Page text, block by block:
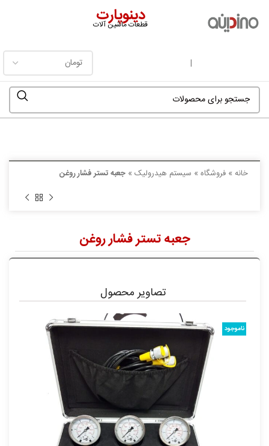
دینوپارت
قطعات ماشین آلات
|
خانه» فروشگاه» سیستم هیدرولیک» جعبه تستر فشار روغن
جعبه تستر فشار روغن
تصاویر محصول
ناموجود